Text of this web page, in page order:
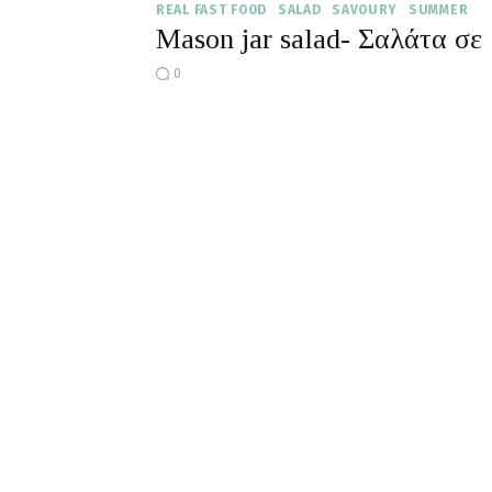
REAL FAST FOOD SALAD SAVOURY SUMMER
Mason jar salad- Σαλάτα σε
0